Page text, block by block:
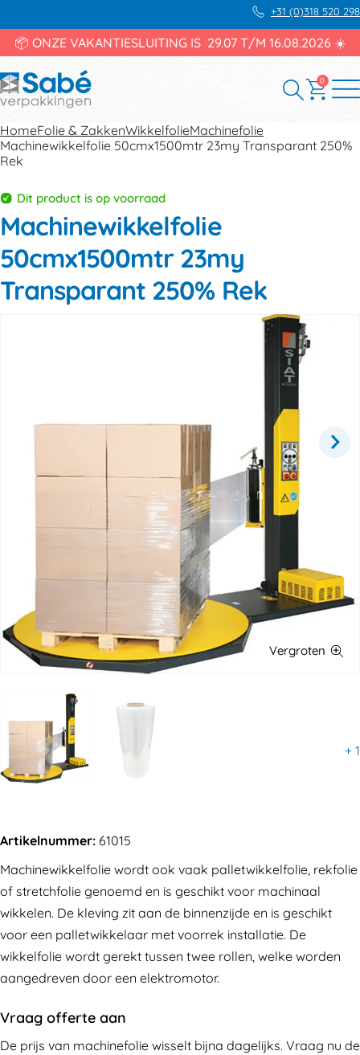
+31 (0)318 520 298
📦 ONZE VAKANTIESLUITING IS 29.07 T/M 16.08.2026 ☀️
0
HomeFolie & ZakkenWikkelfolieMachinefolie
Machinewikkelfolie 50cmx1500mtr 23my Transparant 250%
Rek
Dit product is op voorraad
Machinewikkelfolie
50cmx1500mtr 23my
Transparant 250% Rek
+ 1
Artikelnummer: 61015
Machinewikkelfolie wordt ook vaak palletwikkelfolie, rekfolie
of stretchfolie genoemd en is geschikt voor machinaal
wikkelen. De kleving zit aan de binnenzijde en is geschikt
voor een palletwikkelaar met voorrek installatie. De
wikkelfolie wordt gerekt tussen twee rollen, welke worden
aangedreven door een elektromotor.
Vraag offerte aan
De prijs van machinefolie wisselt bijna dagelijks. Vraag nu de